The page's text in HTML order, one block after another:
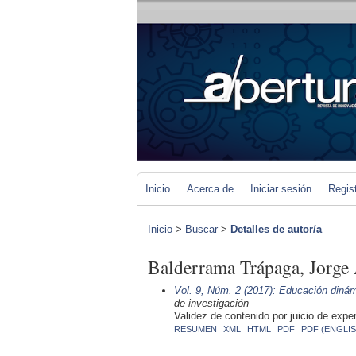
Inicio Acerca de Iniciar sesión
Inicio > Buscar > Detalles de autor/a
Balderrama Trápaga,
Vol. 9, Núm. 2 (2017): Educación
de investigación
Validez de contenido por juicio de
RESUMEN XML HTML PDF PDF